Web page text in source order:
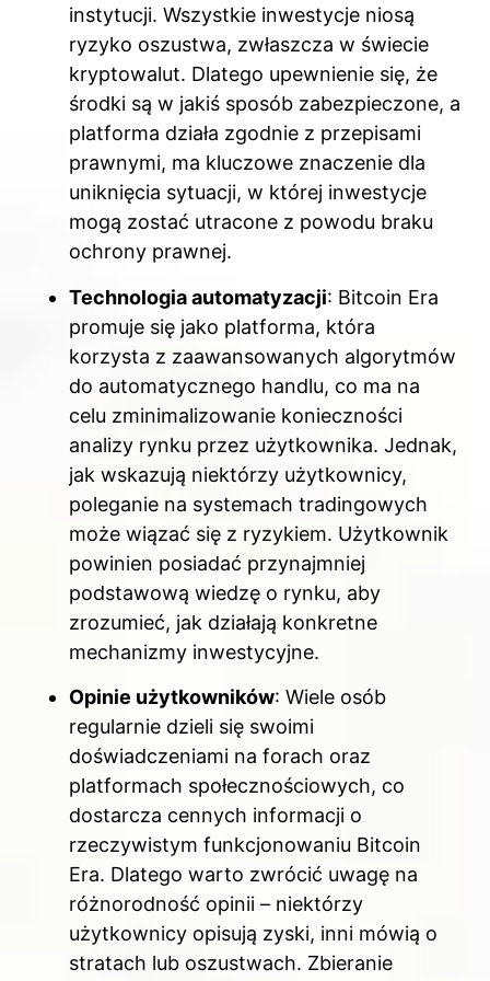
instytucji. Wszystkie inwestycje niosą
ryzyko oszustwa, zwłaszcza w świecie
kryptowalut. Dlatego upewnienie się, że
środki są w jakiś sposób zabezpieczone, a
platforma działa zgodnie z przepisami
prawnymi, ma kluczowe znaczenie dla
uniknięcia sytuacji, w której inwestycje
mogą zostać utracone z powodu braku
ochrony prawnej.
Technologia automatyzacji: Bitcoin Era
promuje się jako platforma, która
korzysta z zaawansowanych algorytmów
do automatycznego handlu, co ma na
celu zminimalizowanie konieczności
analizy rynku przez użytkownika. Jednak,
jak wskazują niektórzy użytkownicy,
poleganie na systemach tradingowych
może wiązać się z ryzykiem. Użytkownik
powinien posiadać przynajmniej
podstawową wiedzę o rynku, aby
zrozumieć, jak działają konkretne
mechanizmy inwestycyjne.
Opinie użytkowników: Wiele osób
regularnie dzieli się swoimi
doświadczeniami na forach oraz
platformach społecznościowych, co
dostarcza cennych informacji o
rzeczywistym funkcjonowaniu Bitcoin
Era. Dlatego warto zwrócić uwagę na
różnorodność opinii – niektórzy
użytkownicy opisują zyski, inni mówią o
stratach lub oszustwach. Zbieranie